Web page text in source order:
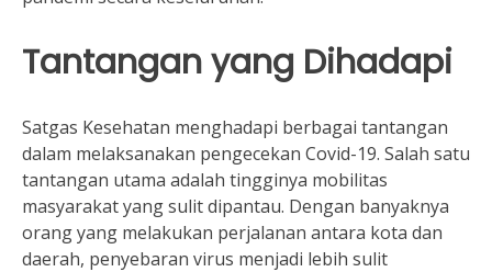
Tantangan yang Dihadapi
Satgas Kesehatan menghadapi berbagai tantangan
dalam melaksanakan pengecekan Covid-19. Salah satu
tantangan utama adalah tingginya mobilitas
masyarakat yang sulit dipantau. Dengan banyaknya
orang yang melakukan perjalanan antara kota dan
daerah, penyebaran virus menjadi lebih sulit